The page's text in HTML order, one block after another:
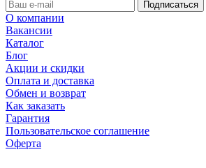
О компании
Вакансии
Каталог
Блог
Акции и скидки
Оплата и доставка
Обмен и возврат
Как заказать
Гарантия
Пользовательское соглашение
Оферта